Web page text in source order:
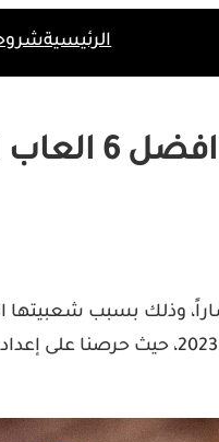
الرئيسية
افضل 6 العاب استراتيجية للاندرويد في عام 2023
وذلك بسبب
لكم افضل العاب استراتيجية